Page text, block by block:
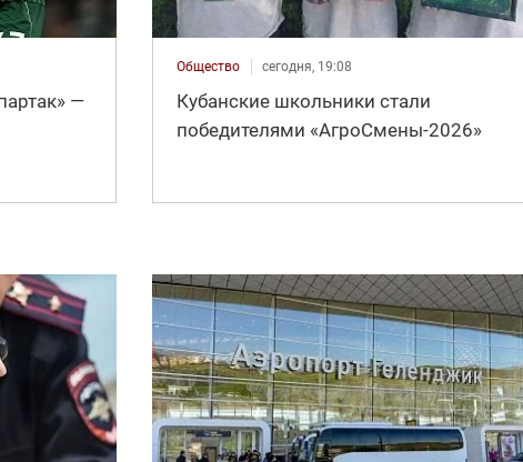
—
Общество сегодня, 19:08
Кубанские школьники стали
победителями «АгроСмены-2026»